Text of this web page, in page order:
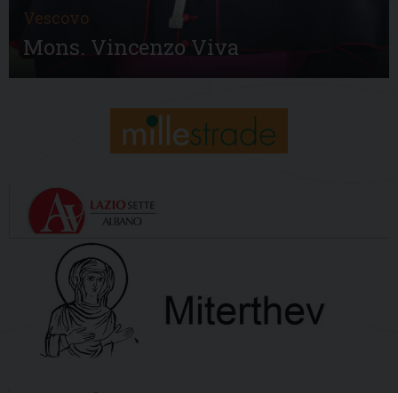
Vescovo
Mons. Vincenzo Viva